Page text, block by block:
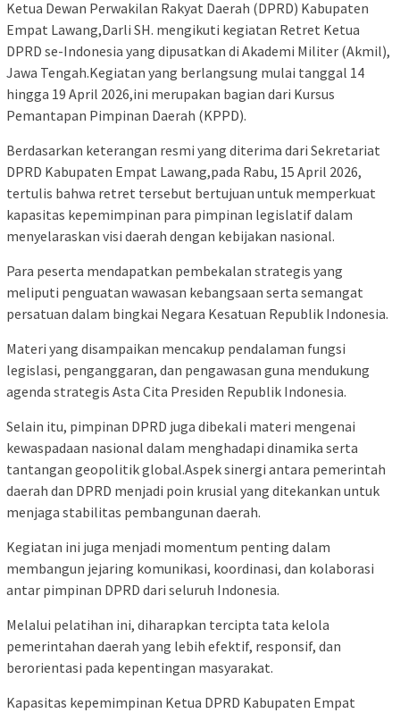
Ketua Dewan Perwakilan Rakyat Daerah (DPRD) Kabupaten
Empat Lawang,Darli SH. mengikuti kegiatan Retret Ketua
DPRD se-Indonesia yang dipusatkan di Akademi Militer (Akmil),
Jawa Tengah.‎‎Kegiatan yang berlangsung mulai tanggal 14
hingga 19 April 2026,ini merupakan bagian dari Kursus
Pemantapan Pimpinan Daerah (KPPD).‎‎
Berdasarkan keterangan resmi yang diterima dari Sekretariat
DPRD Kabupaten Empat Lawang,pada Rabu, 15 April 2026,
tertulis bahwa retret tersebut bertujuan untuk memperkuat
kapasitas kepemimpinan para pimpinan legislatif dalam
menyelaraskan visi daerah dengan kebijakan nasional. ‎‎
Para peserta mendapatkan pembekalan strategis yang
meliputi penguatan wawasan kebangsaan serta semangat
persatuan dalam bingkai Negara Kesatuan Republik Indonesia.‎‎
Materi yang disampaikan mencakup pendalaman fungsi
legislasi, penganggaran, dan pengawasan guna mendukung
agenda strategis Asta Cita Presiden Republik Indonesia.
‎‎Selain itu, pimpinan DPRD juga dibekali materi mengenai
kewaspadaan nasional dalam menghadapi dinamika serta
tantangan geopolitik global.‎‎‎Aspek sinergi antara pemerintah
daerah dan DPRD menjadi poin krusial yang ditekankan untuk
menjaga stabilitas pembangunan daerah.
Kegiatan ini juga menjadi momentum penting dalam
membangun jejaring komunikasi, koordinasi, dan kolaborasi
antar pimpinan DPRD dari seluruh Indonesia.‎‎
Melalui pelatihan ini, diharapkan tercipta tata kelola
pemerintahan daerah yang lebih efektif, responsif, dan
berorientasi pada kepentingan masyarakat.
Kapasitas kepemimpinan Ketua DPRD Kabupaten Empat